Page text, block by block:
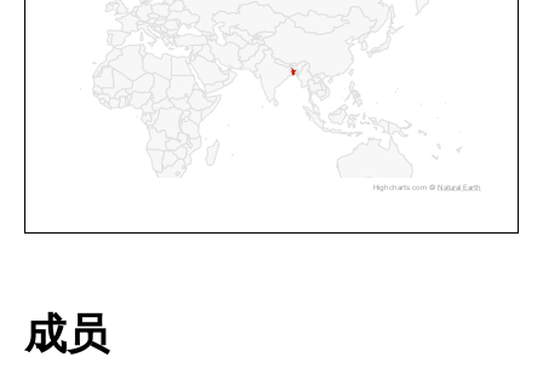
Highcharts.com © Natural Earth
成员